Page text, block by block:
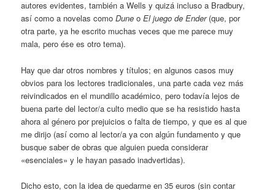
autores evidentes, también a Wells y quizá incluso a Bradbury,
así como a novelas comoDune oEl juego de Ender(que, por
otra parte, ya he escrito muchas veces que me parece muy
mala, pero ése es otro tema).
Hay que dar otros nombres y títulos; en algunos casos muy
obvios para los lectores tradicionales, una parte cada vez más
reivindicados en el mundillo académico, pero todavía lejos de
buena parte del lector/a culto medio que se ha resistido hasta
ahora al género por prejuicios o falta de tiempo, y que es al que
me dirijo (así como al lector/a ya con algún fundamento y que
busque saber de obras que alguien pueda considerar
«esenciales» y le hayan pasado inadvertidas).
Dicho esto, con la idea de quedarme en 35 euros (sin contar